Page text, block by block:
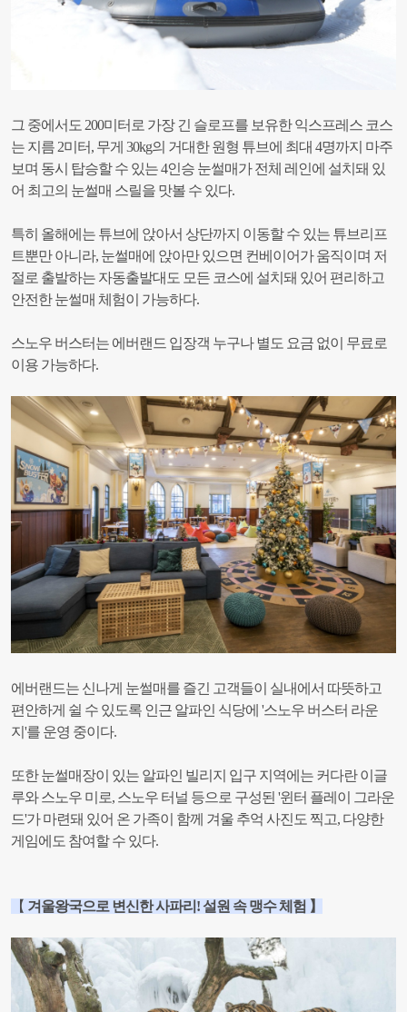
그 중에서도 200미터로 가장 긴 슬로프를 보유한 익스프레스 코스
는 지름 2미터, 무게 30kg의 거대한 원형 튜브에 최대 4명까지 마주
보며 동시 탑승할 수 있는 4인승 눈썰매가 전체 레인에 설치돼 있
어 최고의 눈썰매 스릴을 맛볼 수 있다.
특히 올해에는 튜브에 앉아서 상단까지 이동할 수 있는 튜브리프
트뿐만 아니라, 눈썰매에 앉아만 있으면 컨베이어가 움직이며 저
절로 출발하는 자동출발대도 모든 코스에 설치돼 있어 편리하고
안전한 눈썰매 체험이 가능하다.
스노우 버스터는 에버랜드 입장객 누구나 별도 요금 없이 무료로
이용 가능하다.
에버랜드는 신나게 눈썰매를 즐긴 고객들이 실내에서 따뜻하고
편안하게 쉴 수 있도록 인근 알파인 식당에 '스노우 버스터 라운
지'를 운영 중이다.
또한 눈썰매장이 있는 알파인 빌리지 입구 지역에는 커다란 이글
루와 스노우 미로, 스노우 터널 등으로 구성된 '윈터 플레이 그라운
드'가 마련돼 있어 온 가족이 함께 겨울 추억 사진도 찍고, 다양한
게임에도 참여할 수 있다.
【 겨울왕국으로 변신한 사파리! 설원 속 맹수 체험 】